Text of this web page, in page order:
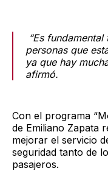
“Es
personas que
ya que hay
afirmó.
Con el programa
de Emiliano Zapata
mejorar el servicio
seguridad tanto de
pasajeros.